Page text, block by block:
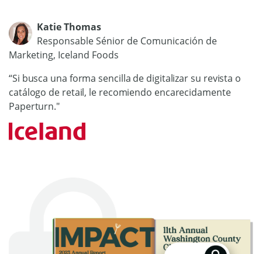
Katie Thomas
Responsable Sénior de Comunicación de
Marketing, Iceland Foods
“Si busca una forma sencilla de digitalizar su revista o
catálogo de retail, le recomiendo encarecidamente
Paperturn."